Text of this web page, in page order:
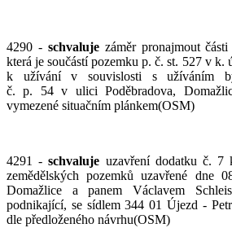
4290 - schvalujezáměr pronajmout
která je součástí pozemku p. č. st. 527 v k.
k užívání v souvislosti s užíváním
č. p. 54 v ulici Poděbradova,
vymezené situačním plánkem(OSM)
4291 -schvaluje uzavření dodatku č. 7
zemědělských pozemků uzavřené dne
Domažlice a panem Václavem
podnikající, se sídlem 344 01 Újezd -
dle předloženého návrhu(OSM)